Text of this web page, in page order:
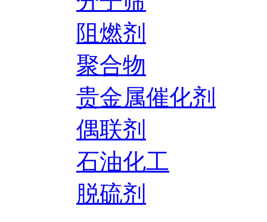
阻燃剂
聚合物
贵金属催化剂
偶联剂
石油化工
脱硫剂